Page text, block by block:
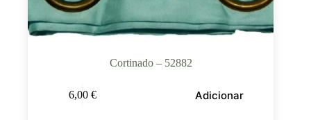
Cortinado – 52882
6,00 € Adicionar